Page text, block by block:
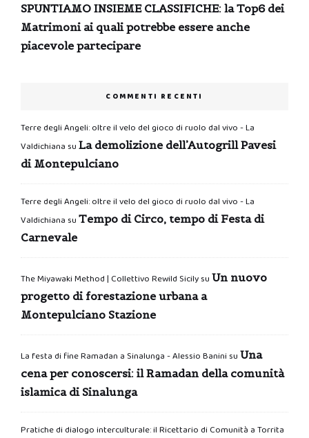
SPUNTIAMO INSIEME CLASSIFICHE: la Top6 dei
Matrimoni ai quali potrebbe essere anche
piacevole partecipare
COMMENTI RECENTI
Terre degli Angeli: oltre il velo del gioco di ruolo dal vivo - La
Valdichiana su La demolizione dell’Autogrill Pavesi
di Montepulciano
Terre degli Angeli: oltre il velo del gioco di ruolo dal vivo - La
Valdichiana su Tempo di Circo, tempo di Festa di
Carnevale
The Miyawaki Method | Collettivo Rewild Sicilysu Un nuovo
progetto di forestazione urbana a
Montepulciano Stazione
La festa di fine Ramadan a Sinalunga - Alessio Banini su Una
cena per conoscersi: il Ramadan della comunità
islamica di Sinalunga
Pratiche di dialogo interculturale: il Ricettario di Comunità a Torrita